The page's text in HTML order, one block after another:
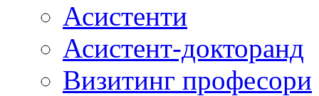
Асистенти
Асистент-докторанд
Визитинг професори